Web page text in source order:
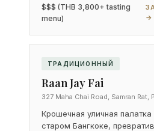
$$$ (THB 3,800+ tasting
menu)
→
ТРАДИЦИОННЫЙ
Raan Jay Fai
327 Maha Chai Road, Samran
Крошечная уличная
старом Бангкоке,